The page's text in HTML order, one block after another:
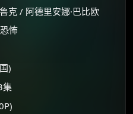
克 / 阿德里安娜·巴比欧
怖
)
集